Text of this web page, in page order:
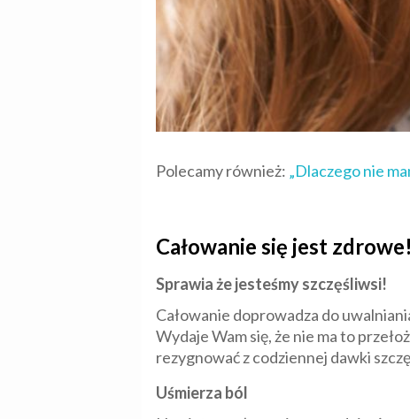
Polecamy również: „Dlaczego nie
Całowanie się jest zdrowe!
Sprawia że jesteśmy szczęśliwsi!
Całowanie doprowadza do
Wydaje Wam się, że nie ma to
rezygnować z codziennej dawki
Uśmierza ból